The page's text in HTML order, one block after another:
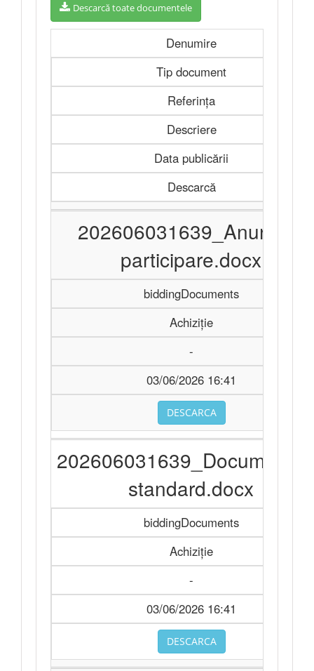
Descarcă toate documentele
Denumire
Tip document
Referința
Descriere
Data publicării
Descarcă
202606031639_Anunt de
participare.docx
biddingDocuments
Achiziție
-
03/06/2026 16:41
DESCARCA
standard.docx
biddingDocuments
Achiziție
-
03/06/2026 16:41
DESCARCA